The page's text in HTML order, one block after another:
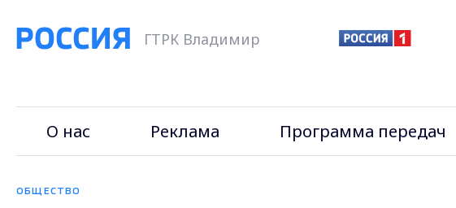
ГТРК Владимир
О нас Реклама Программа передач
ОБЩЕСТВО